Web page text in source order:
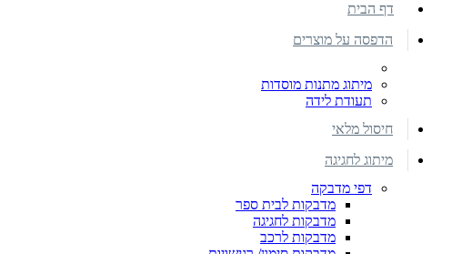
דף הבית
הדפסה על מוצרים
מיתוג מתנות מוסדות
תעודת לידה
חיסול מלאי
מיתוג לחגיגה
דפי מדבקה
מדבקות לבית ספר
מדבקות לחגיגה
מדבקות לרכב